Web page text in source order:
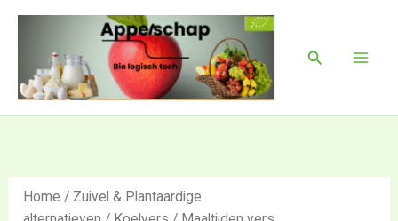
inhoud
Zoeken
Home / Zuivel & Plantaardige
op
nieuwste